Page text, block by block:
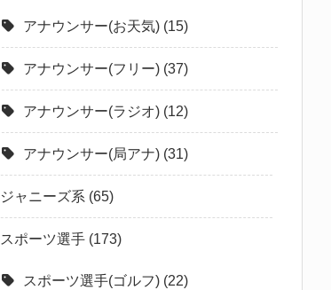
アナウンサー(お天気) (15)
アナウンサー(フリー) (37)
アナウンサー(ラジオ) (12)
アナウンサー(局アナ) (31)
ジャニーズ系 (65)
スポーツ選手 (173)
スポーツ選手(ゴルフ) (22)